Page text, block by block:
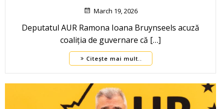
March 19, 2026
Deputatul AUR Ramona Ioana Bruynseels acuză
coaliția de guvernare că […]
Citește mai mult..